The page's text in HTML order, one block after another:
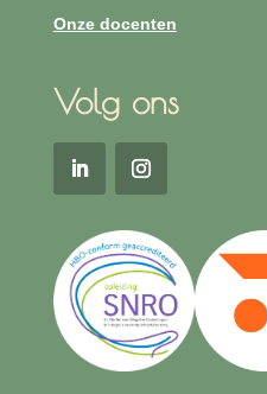
Onze docenten
Volg ons